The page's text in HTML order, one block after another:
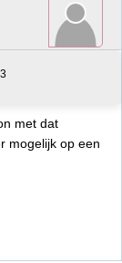
met dat
mogelijk op een